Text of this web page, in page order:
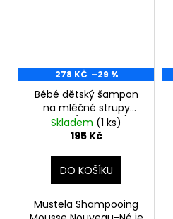
278 KČ –29 %
Bébé dětský šampon
na mléčné strupy
150ml (bez víčka)
Skladem (1 ks)
195 Kč
DO KOŠÍKU
Mustela Shampooing